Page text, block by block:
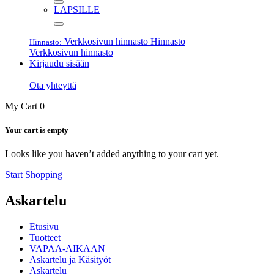
LAPSILLE
Hinnasto: Verkkosivun hinnasto Hinnasto
Verkkosivun hinnasto
Kirjaudu sisään
Ota yhteyttä
My Cart 0
Your cart is empty
Looks like you haven’t added anything to your cart yet.
Start Shopping
Askartelu
Etusivu
Tuotteet
VAPAA-AIKAAN
Askartelu ja Käsityöt
Askartelu